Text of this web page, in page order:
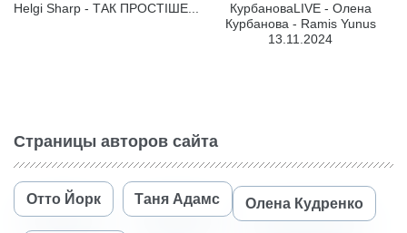
Helgi Sharp - ТАК ПРОСТІШЕ...
КурбановаLIVE - Олена
Курбанова - Ramis Yunus
13.11.2024
Страницы авторов сайта
Отто Йорк Таня Адамс Олена Кудренко